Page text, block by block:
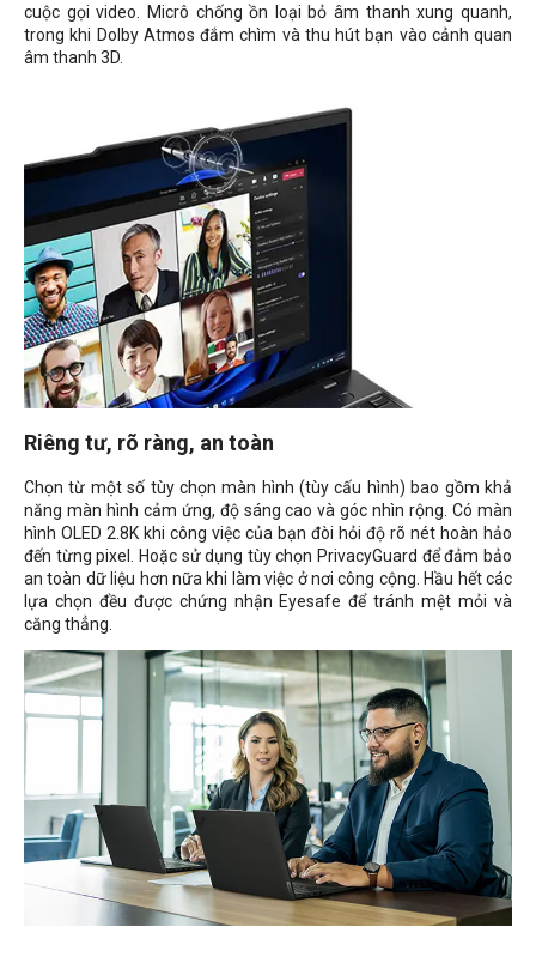
cuộc gọi video. Micrô chống ồn loại bỏ âm thanh xung quanh,
trong khi Dolby Atmos đắm chìm và thu hút bạn vào cảnh quan
âm thanh 3D.
Riêng tư, rõ ràng, an toàn
Chọn từ một số tùy chọn màn hình (tùy cấu hình) bao gồm khả
năng màn hình cảm ứng, độ sáng cao và góc nhìn rộng. Có màn
hình OLED 2.8K khi công việc của bạn đòi hỏi độ rõ nét hoàn hảo
đến từng pixel. Hoặc sử dụng tùy chọn PrivacyGuard để đảm bảo
an toàn dữ liệu hơn nữa khi làm việc ở nơi công cộng. Hầu hết các
lựa chọn đều được chứng nhận Eyesafe để tránh mệt mỏi và
căng thẳng.